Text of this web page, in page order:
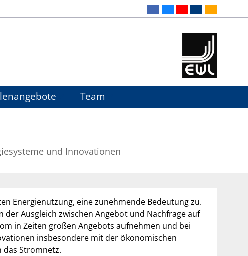
Team
und Innovationen
Energienutzung, eine zunehmende Bedeutung zu.
Ausgleich zwischen Angebot und Nachfrage auf
in Zeiten großen Angebots aufnehmen und bei
insbesondere mit der ökonomischen
Stromnetz.